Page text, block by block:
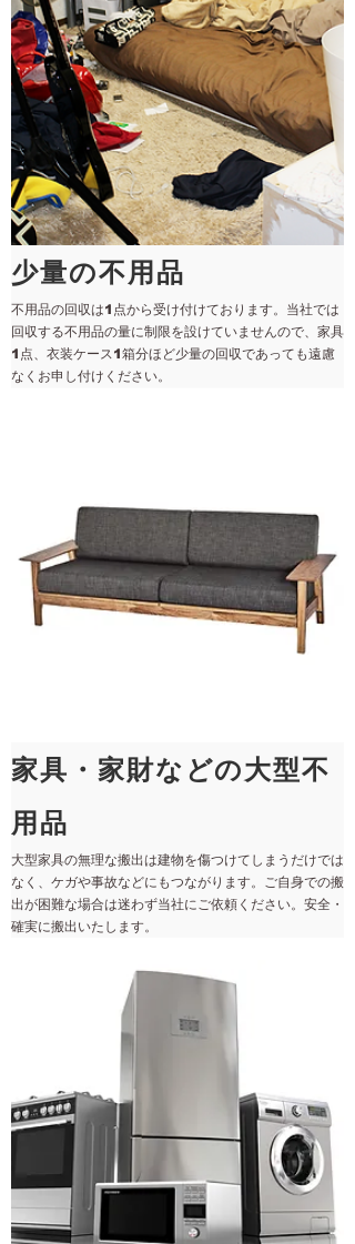
少量の不用品
不用品の回収は1点から受け付けております。当社では
回収する不用品の量に制限を設けていませんので、家具
1点、衣装ケース1箱分ほど少量の回収であっても遠慮
なくお申し付けください。
家具・家財などの大型不
用品
大型家具の無理な搬出は建物を傷つけてしまうだけでは
なく、ケガや事故などにもつながります。ご自身での搬
出が困難な場合は迷わず当社にご依頼ください。安全・
確実に搬出いたします。